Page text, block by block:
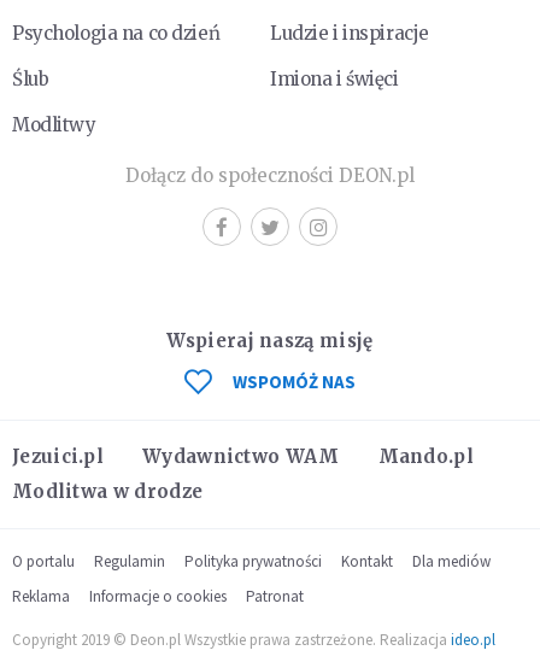
Psychologia na co dzień
Ludzie i inspiracje
Ślub
Imiona i święci
Modlitwy
Dołącz do społeczności DEON.pl
Jezuici.pl Wydawnictwo WAM
Mando.pl
Modlitwa w drodze
Wspieraj naszą misję
WSPOMÓŻ NAS
O portalu Regulamin Polityka prywatności Kontakt
Dla mediów
Reklama
Informacje o cookies Patronat
Copyright 2019 © Deon.pl Wszystkie prawa zastrzeżone. Realizacja ideo.pl